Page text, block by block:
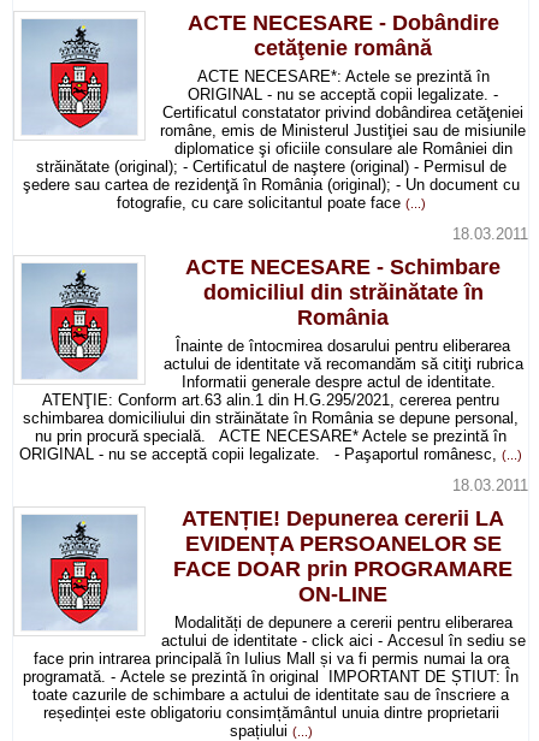
ACTE NECESARE - Dobândire
cetăţenie română
ACTE NECESARE*: Actele se prezintă în
ORIGINAL - nu se acceptă copii legalizate. -
Certificatul constatator privind dobândirea cetăţeniei
române, emis de Ministerul Justiţiei sau de misiunile
diplomatice şi oficiile consulare ale României din
străinătate (original); - Certificatul de naştere (original) - Permisul de
şedere sau cartea de rezidenţă în România (original); - Un document cu
fotografie, cu care solicitantul poate face (...)
18.03.2011
ACTE NECESARE - Schimbare
domiciliul din străinătate în
România
Înainte de întocmirea dosarului pentru eliberarea
actului de identitate vă recomandăm să citiţi rubrica
Informatii generale despre actul de identitate.
ATENŢIE: Conform art.63 alin.1 din H.G.295/2021, cererea pentru
schimbarea domiciliului din străinătate în România se depune personal,
nu prin procură specială. ACTE NECESARE* Actele se prezintă în
ORIGINAL - nu se acceptă copii legalizate. - Paşaportul românesc, (...)
18.03.2011
ATENȚIE! Depunerea cererii LA
EVIDENȚA PERSOANELOR SE
FACE DOAR prin PROGRAMARE
ON-LINE
Modalități de depunere a cererii pentru eliberarea
actului de identitate - click aici - Accesul în sediu se
face prin intrarea principală în Iulius Mall și va fi permis numai la ora
programată. - Actele se prezintă în original IMPORTANT DE ȘTIUT: În
toate cazurile de schimbare a actului de identitate sau de înscriere a
reședinței este obligatoriu consimțământul unuia dintre proprietarii
spațiului (...)